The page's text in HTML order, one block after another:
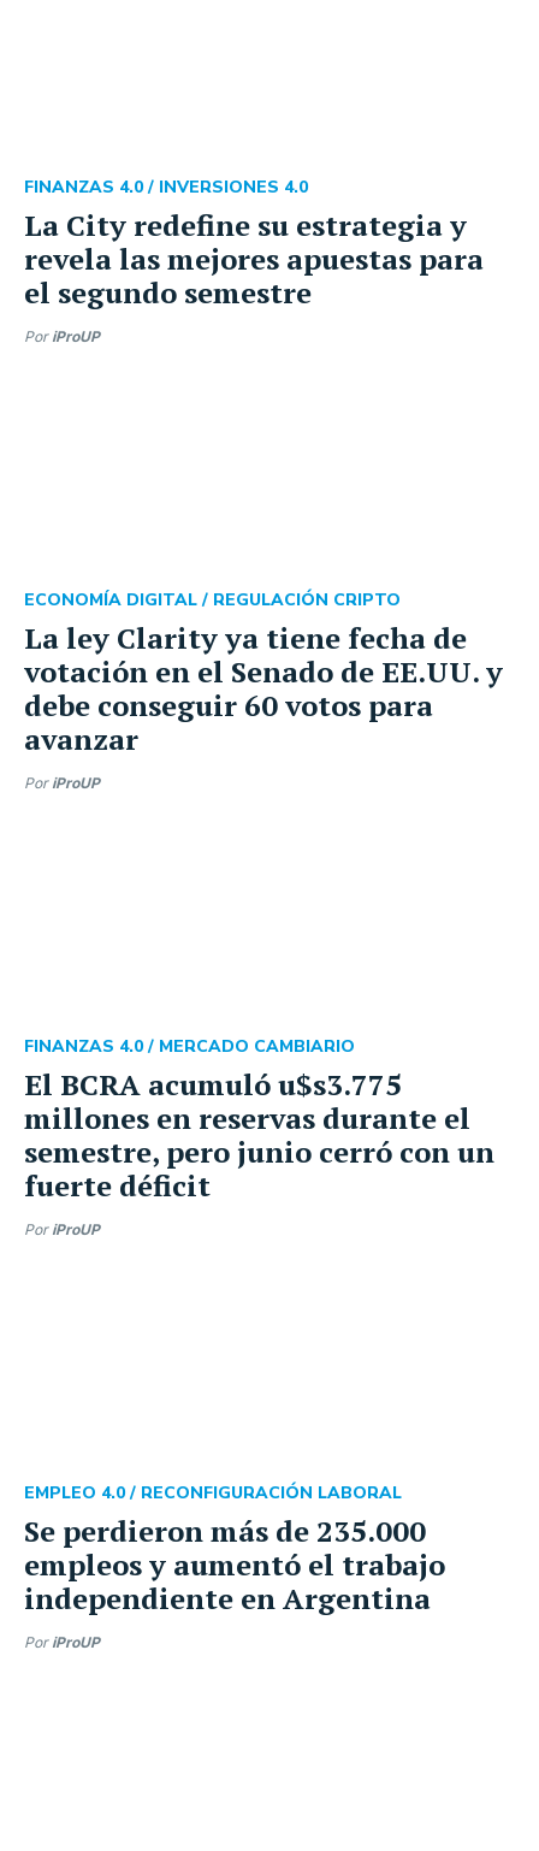
La City redefine su estrategia y
revela las mejores apuestas para
el segundo semestre
FINANZAS 4.0 / INVERSIONES 4.0
Por iProUP
La ley Clarity ya tiene fecha de
votación en el Senado de EE.UU. y
debe conseguir 60 votos para
avanzar
ECONOMÍA DIGITAL / REGULACIÓN CRIPTO
Por iProUP
El BCRA acumuló u$s3.775
millones en reservas durante el
semestre, pero junio cerró con un
fuerte déficit
FINANZAS 4.0 / MERCADO CAMBIARIO
Por iProUP
Se perdieron más de 235.000
empleos y aumentó el trabajo
independiente en Argentina
EMPLEO 4.0 / RECONFIGURACIÓN LABORAL
Por iProUP